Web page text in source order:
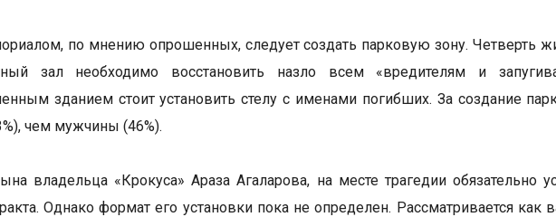
по мнению опрошенных, следует создать парковую зону. Четверть
зал необходимо восстановить назло всем «вредителям и
зданием стоит установить стелу с именами погибших. За создание
чем мужчины (46%).
владельца «Крокуса» Араза Агаларова, на месте трагедии обязательно
Однако формат его установки пока не определен. Рассматривается как